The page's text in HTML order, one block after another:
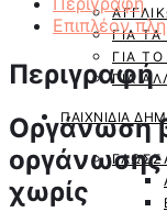
ΓΙΑ
ΓΙΑ
ΓΙΑ
ΠΑΙΧΝΊΔΙΑ
βάπτισηΕπιπλέον
Περιγραφή
Οργάνωση
οργάνωσης
χωρίς